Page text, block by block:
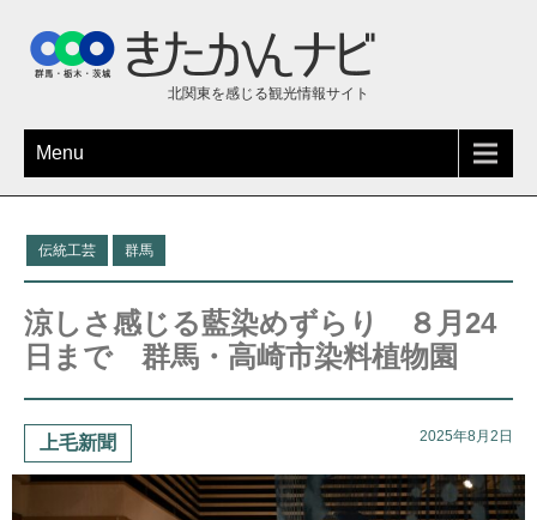
北関東を感じる観光情報サイト
Menu
伝統工芸 群馬
涼しさ感じる藍染めずらり ８月24
日まで 群馬・高崎市染料植物園
上毛新聞 2025年8月2日